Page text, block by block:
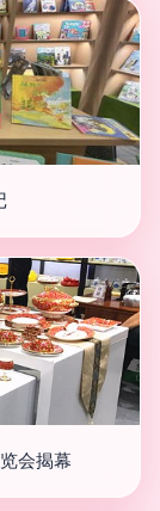
会揭幕